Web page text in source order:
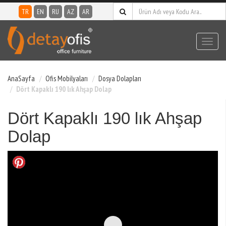
TR EN RU AZ AR
AnaSayfa Ofis Mobilyaları
Dosya Dolapları
Dört Kapaklı 190 lık Ahşap Dolap
Dört Kapaklı 190 lık Ahşap
Dolap